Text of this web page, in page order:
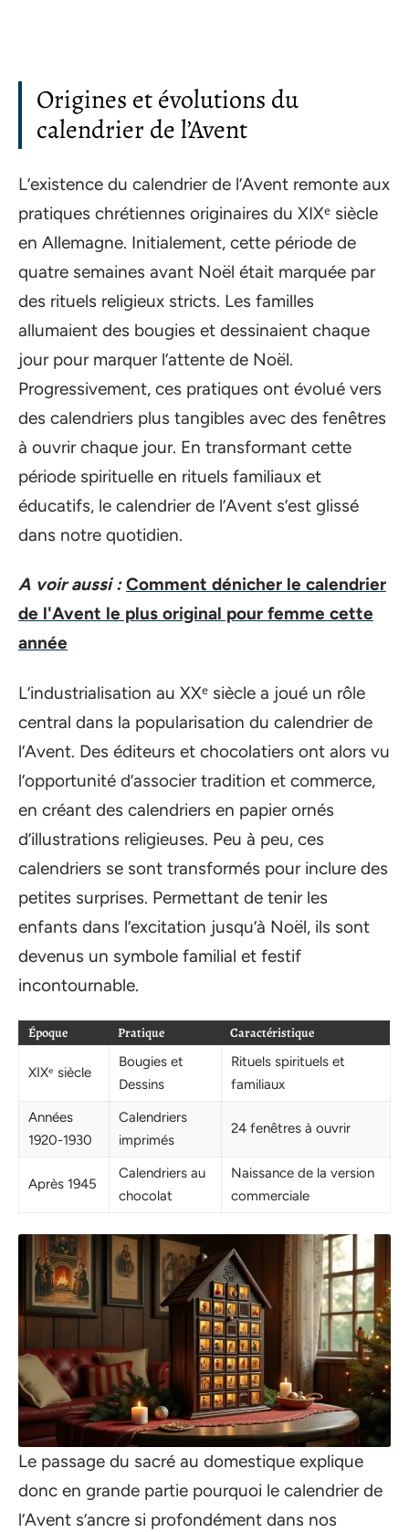
Origines et évolutions du
calendrier de l’Avent
L’existence du calendrier de l’Avent remonte aux
pratiques chrétiennes originaires du XIXᵉ siècle
en Allemagne. Initialement, cette période de
quatre semaines avant Noël était marquée par
des rituels religieux stricts. Les familles
allumaient des bougies et dessinaient chaque
jour pour marquer l’attente de Noël.
Progressivement, ces pratiques ont évolué vers
des calendriers plus tangibles avec des fenêtres
à ouvrir chaque jour. En transformant cette
période spirituelle en rituels familiaux et
éducatifs, le calendrier de l’Avent s’est glissé
dans notre quotidien.
A voir aussi : Comment dénicher le calendrier
de l'Avent le plus original pour femme cette
année
L’industrialisation au XXᵉ siècle a joué un rôle
central dans la popularisation du calendrier de
l’Avent. Des éditeurs et chocolatiers ont alors vu
l’opportunité d’associer tradition et commerce,
en créant des calendriers en papier ornés
d’illustrations religieuses. Peu à peu, ces
calendriers se sont transformés pour inclure des
petites surprises. Permettant de tenir les
enfants dans l’excitation jusqu’à Noël, ils sont
devenus un symbole familial et festif
incontournable.
Époque Pratique Caractéristique
XIXᵉ siècle
Bougies et
Dessins
Rituels spirituels et
familiaux
Années
1920-1930
Calendriers
imprimés
24 fenêtres à ouvrir
Après 1945
Calendriers au
chocolat
Naissance de la version
commerciale
Le passage du sacré au domestique explique
donc en grande partie pourquoi le calendrier de
l’Avent s’ancre si profondément dans nos